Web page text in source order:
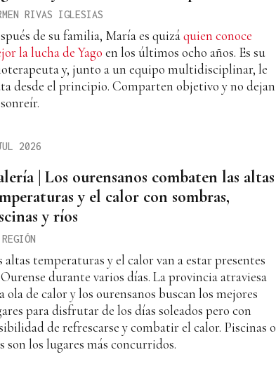
RIVAS IGLESIAS
de su familia, María es quizáquien conoce
la lucha de Yago en los últimos ocho años. Es su
y, junto a un equipo multidisciplinar, le
desde el principio. Comparten objetivo y no dejan
2026
| Los ourensanos combaten las altas
y el calor con sombras,
y ríos
altas temperaturas y el calor van a estar presentes
durante varios días. La provincia atraviesa
ola de calor y los ourensanos buscan los mejores
para disfrutar de los días soleados pero con
de refrescarse y combatir el calor. Piscinas o
son los lugares más concurridos.